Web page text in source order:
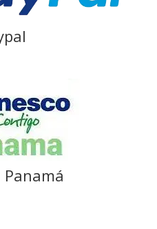
Panamá